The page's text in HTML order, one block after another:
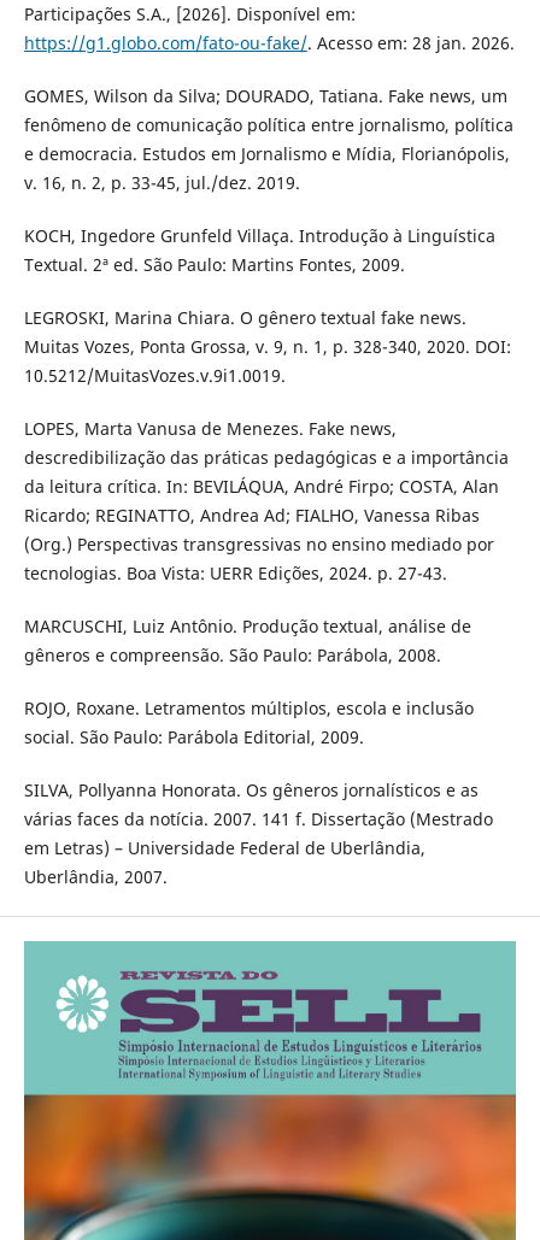
Participações S.A., [2026]. Disponível em:
https://g1.globo.com/fato-ou-fake/. Acesso em: 28 jan. 2026.
GOMES, Wilson da Silva; DOURADO, Tatiana. Fake news, um
fenômeno de comunicação política entre jornalismo, política
e democracia. Estudos em Jornalismo e Mídia, Florianópolis,
v. 16, n. 2, p. 33-45, jul./dez. 2019.
KOCH, Ingedore Grunfeld Villaça. Introdução à Linguística
Textual. 2ª ed. São Paulo: Martins Fontes, 2009.
LEGROSKI, Marina Chiara. O gênero textual fake news.
Muitas Vozes, Ponta Grossa, v. 9, n. 1, p. 328-340, 2020. DOI:
10.5212/MuitasVozes.v.9i1.0019.
LOPES, Marta Vanusa de Menezes. Fake news,
descredibilização das práticas pedagógicas e a importância
da leitura crítica. In: BEVILÁQUA, André Firpo; COSTA, Alan
Ricardo; REGINATTO, Andrea Ad; FIALHO, Vanessa Ribas
(Org.) Perspectivas transgressivas no ensino mediado por
tecnologias. Boa Vista: UERR Edições, 2024. p. 27-43.
MARCUSCHI, Luiz Antônio. Produção textual, análise de
gêneros e compreensão. São Paulo: Parábola, 2008.
ROJO, Roxane. Letramentos múltiplos, escola e inclusão
social. São Paulo: Parábola Editorial, 2009.
SILVA, Pollyanna Honorata. Os gêneros jornalísticos e as
várias faces da notícia. 2007. 141 f. Dissertação (Mestrado
em Letras) – Universidade Federal de Uberlândia,
Uberlândia, 2007.